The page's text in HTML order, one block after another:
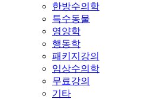
한방수의학
특수동물
영양학
행동학
패키지강의
임상수의학
무료강의
기타